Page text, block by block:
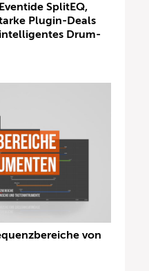
SplitEQ,
Plugin-Deals
Drum-
von